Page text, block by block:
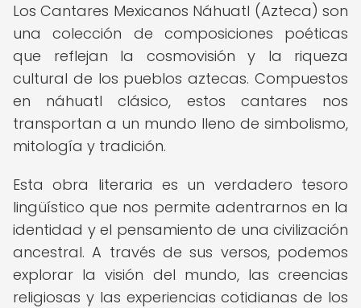
Los Cantares Mexicanos Náhuatl (Azteca) son
una colección de composiciones poéticas
que reflejan la cosmovisión y la riqueza
cultural de los pueblos aztecas. Compuestos
en náhuatl clásico, estos cantares nos
transportan a un mundo lleno de simbolismo,
mitología y tradición.
Esta obra literaria es un verdadero tesoro
lingüístico que nos permite adentrarnos en la
identidad y el pensamiento de una civilización
ancestral. A través de sus versos, podemos
explorar la visión del mundo, las creencias
religiosas y las experiencias cotidianas de los